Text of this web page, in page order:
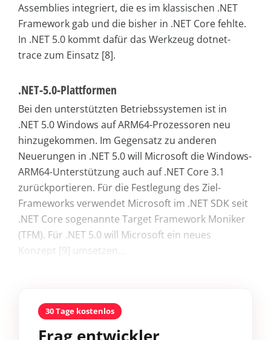
Assemblies integriert, die es im klassischen .NET
Framework gab und die bisher in .NET Core fehlte.
In .NET 5.0 kommt dafür das Werkzeug dotnet-
trace zum Einsatz [8].
.NET-5.0-Plattformen
Bei den unterstützten Betriebssystemen ist in
.NET 5.0 Windows auf ARM64-Prozessoren neu
hinzugekommen. Im Gegensatz zu anderen
Neuerungen in .NET 5.0 will Microsoft die Windows-
ARM64-Unterstützung auch auf .NET Core 3.1
zurückportieren. Für die Festlegung des Ziel-
Frameworks verwendet Microsoft im .NET SDK seit
.NET Core sogenannte Target Framework Moniker
(TFM). Für .NET 5.0 will Microsoft ein neues
Konzept [9] umsetzen...
30 Tage kostenlos